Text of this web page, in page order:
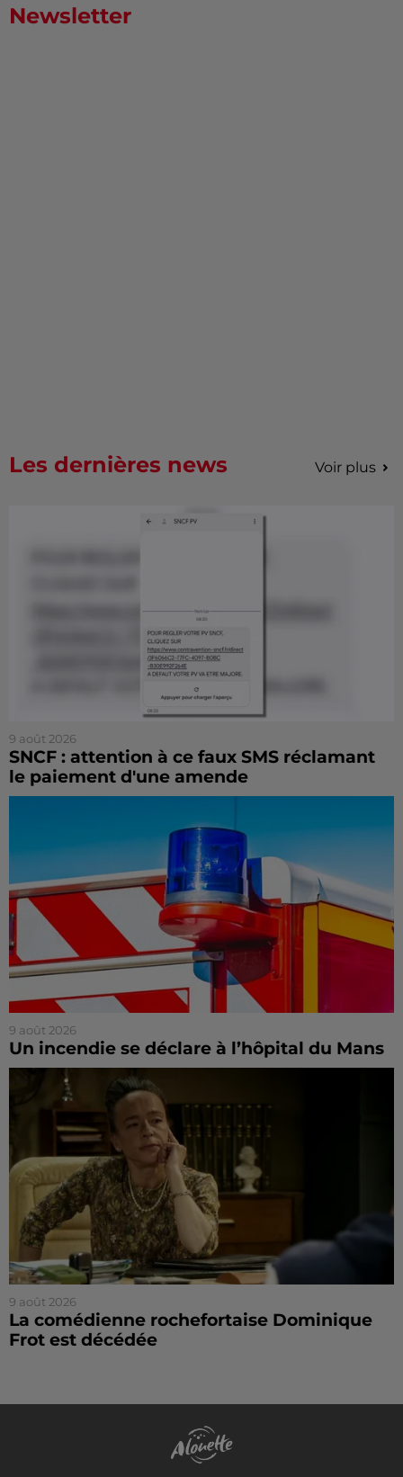
Newsletter
Les dernières news Voir plus
9 août 2026
SNCF : attention à ce faux SMS réclamant
le paiement d'une amende
9 août 2026
Un incendie se déclare à l’hôpital du Mans
9 août 2026
La comédienne rochefortaise Dominique
Frot est décédée